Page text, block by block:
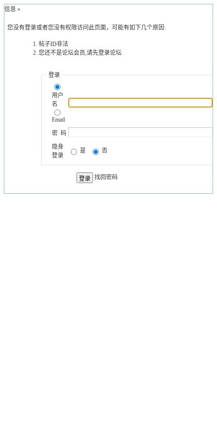
信息 »
您没有登录或者您没有权限访问此页面，可能有如下几个原因:
帖子ID非法
您还不是论坛会员,请先登录论坛
登录
用户
名
Email
密 码
隐身
登录
是 否
找回密码